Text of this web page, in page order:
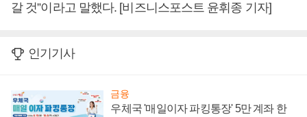
갈 것”이라고 말했다. [비즈니스포스트 윤휘종 기자]
인기기사
금융
우체국 '매일이자 파킹통장' 5만 계좌 한